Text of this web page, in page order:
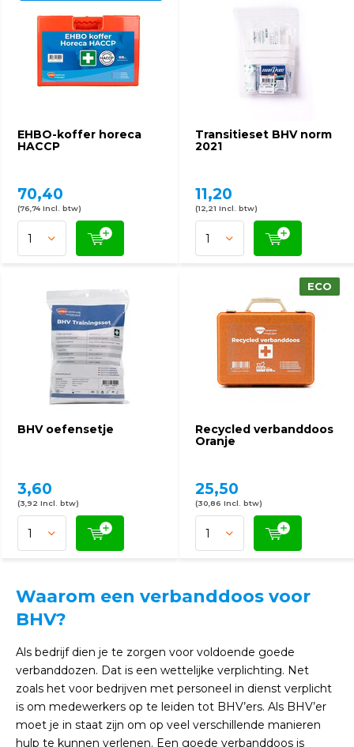
EHBO-koffer horeca
HACCP
70,40
(76,74 Incl. btw)
Transitieset BHV norm
2021
11,20
(12,21 Incl. btw)
BHV oefensetje
3,60
(3,92 Incl. btw)
Recycled verbanddoos
Oranje
ECO
25,50
(30,86 Incl. btw)
Waarom een verbanddoos voor
BHV?
Als bedrijf dien je te zorgen voor voldoende goede
verbanddozen. Dat is een wettelijke verplichting. Net
zoals het voor bedrijven met personeel in dienst verplicht
is om medewerkers op te leiden tot BHV’ers. Als BHV’er
moet je in staat zijn om op veel verschillende manieren
hulp te kunnen verlenen. Een goede verbanddoos is